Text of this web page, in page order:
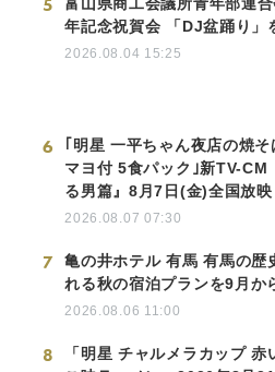
5
年記念祝賀会 「DJ盆踊り」
2026.08.04 15:25
6
｢明星 一平ちゃん夜店の焼
マヨ付 5食パック｣新TV-CM
る男篇』8月7日(金)全国放映
2026.08.07 07:30
7
亀の井ホテル 有馬 有馬の歴
れる秋の宿泊プランを9月か
2026.08.06 11:00
8
「明星 チャルメラカップ 赤